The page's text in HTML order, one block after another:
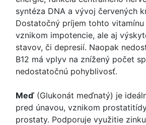
syntéza DNA a vývoj červených
Dostatočný príjem tohto
vznikom impotencie, ale aj
stavov, či depresií. Naopak
B12 má vplyv na znížený počet
nedostatočnú pohyblivosť.
Meď (Glukonát meďnatý) je
pred únavou, vznikom
prostaty. Podporuje využitie